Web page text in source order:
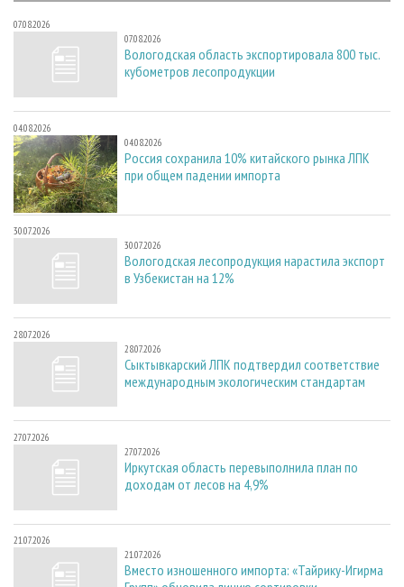
07.08.2026
07.08.2026
Вологодская область экспортировала 800 тыс.
кубометров лесопродукции
04.08.2026
04.08.2026
Россия сохранила 10% китайского рынка ЛПК
при общем падении импорта
30.07.2026
30.07.2026
Вологодская лесопродукция нарастила экспорт
в Узбекистан на 12%
28.07.2026
28.07.2026
Сыктывкарский ЛПК подтвердил соответствие
международным экологическим стандартам
27.07.2026
27.07.2026
Иркутская область перевыполнила план по
доходам от лесов на 4,9%
21.07.2026
21.07.2026
Вместо изношенного импорта: «Тайрику-Игирма